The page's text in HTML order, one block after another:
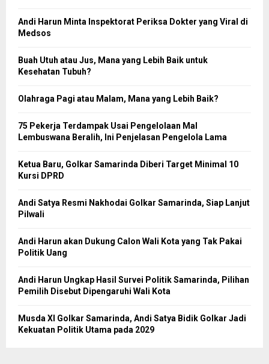
Andi Harun Minta Inspektorat Periksa Dokter yang Viral di
Medsos
Buah Utuh atau Jus, Mana yang Lebih Baik untuk
Kesehatan Tubuh?
Olahraga Pagi atau Malam, Mana yang Lebih Baik?
75 Pekerja Terdampak Usai Pengelolaan Mal
Lembuswana Beralih, Ini Penjelasan Pengelola Lama
Ketua Baru, Golkar Samarinda Diberi Target Minimal 10
Kursi DPRD
Andi Satya Resmi Nakhodai Golkar Samarinda, Siap Lanjut
Pilwali
Andi Harun akan Dukung Calon Wali Kota yang Tak Pakai
Politik Uang
Andi Harun Ungkap Hasil Survei Politik Samarinda, Pilihan
Pemilih Disebut Dipengaruhi Wali Kota
Musda XI Golkar Samarinda, Andi Satya Bidik Golkar Jadi
Kekuatan Politik Utama pada 2029